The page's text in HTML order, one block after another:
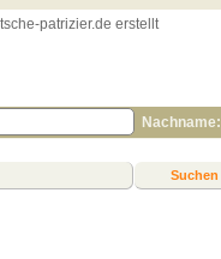
patrizier.de erstellt
Nachname:
Suchen